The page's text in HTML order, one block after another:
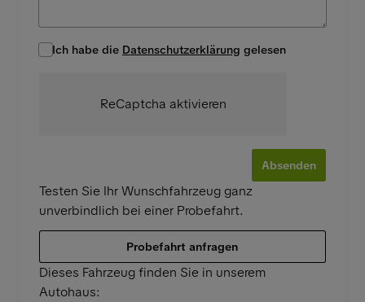
Ich habe die Datenschutzerklärung gelesen
ReCaptcha aktivieren
Absenden
Testen Sie Ihr Wunschfahrzeug ganz
unverbindlich bei einer Probefahrt.
Probefahrt anfragen
Dieses Fahrzeug finden Sie in unserem
Autohaus: